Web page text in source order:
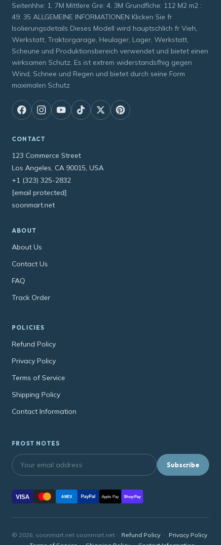
Seitenhhe: 1. 7M Mittlere Gre: 4. 3M Grundflche: 112 M2 m2 :
49. 35 ALLGEMEINE INFORMATIONEN Klicken Sie fr
Isolierungsdetails Dieses Modell wird hauptschlich fr Vieh,
Werkstatt, Traktorgarage, Heulager, Lager, Werkstatt,
Scheune und Produktionsbereich verwendet und bietet einen
wirksamen Schutz. Es ist extrem widerstandsfhig gegen
Wind, Schnee und Regen und bietet durch seine Form
maximalen Schutz
CONTACT
123 Commerce Street
Los Angeles, CA 90015, USA
+1 (323) 325-2832
[email protected]
soonmart.net
ABOUT
About Us
Contact Us
FAQ
Track Order
POLICIES
Refund Policy
Privacy Policy
Terms of Service
Shipping Policy
Contact Information
FROST NOTES
Subscribe
VISA AMEX PayPal Apple Pay Shop Pay
© 2026, soonmart.net soonmart.net · Refund Policy · Privacy Policy